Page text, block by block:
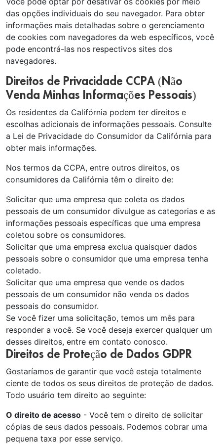
das opções individuais do seu navegador. Para obter
informações mais detalhadas sobre o gerenciamento
de cookies com navegadores da web específicos, você
pode encontrá-las nos respectivos sites dos
navegadores.
Direitos de Privacidade CCPA (Não
Venda Minhas Informações Pessoais)
Os residentes da Califórnia podem ter direitos e
escolhas adicionais de informações pessoais. Consulte
a Lei de Privacidade do Consumidor da Califórnia para
obter mais informações.
Nos termos da CCPA, entre outros direitos, os
consumidores da Califórnia têm o direito de:
Solicitar que uma empresa que coleta os dados
pessoais de um consumidor divulgue as categorias e as
informações pessoais específicas que uma empresa
coletou sobre os consumidores.
Solicitar que uma empresa exclua quaisquer dados
pessoais sobre o consumidor que uma empresa tenha
coletado.
Solicitar que uma empresa que vende os dados
pessoais de um consumidor não venda os dados
pessoais do consumidor.
Se você fizer uma solicitação, temos um mês para
responder a você. Se você deseja exercer qualquer um
desses direitos, entre em contato conosco.
Direitos de Proteção de Dados GDPR
Gostaríamos de garantir que você esteja totalmente
ciente de todos os seus direitos de proteção de dados.
Todo usuário tem direito ao seguinte:
O direito de acesso - Você tem o direito de solicitar
cópias de seus dados pessoais. Podemos cobrar uma
pequena taxa por esse serviço.